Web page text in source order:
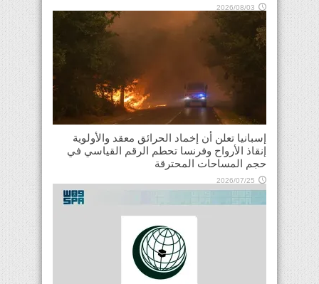
2026/08/03
إسبانيا تعلن أن إخماد الحرائق معقد والأولوية
إنقاذ الأرواح وفرنسا تحطم الرقم القياسي في
حجم المساحات المحترقة
2026/07/25